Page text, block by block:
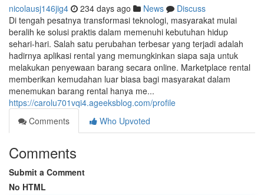
nicolausj146jig4 234 days ago News
Discuss
Di tengah pesatnya transformasi teknologi, masyarakat mulai
beralih ke solusi praktis dalam memenuhi kebutuhan hidup
sehari-hari. Salah satu perubahan terbesar yang terjadi adalah
hadirnya aplikasi rental yang memungkinkan siapa saja untuk
melakukan penyewaan barang secara online. Marketplace rental
memberikan kemudahan luar biasa bagi masyarakat dalam
menemukan barang rental hanya me...
https://carolu701vqi4.ageeksblog.com/profile
Comments
Who Upvoted
Comments
Submit a Comment
No HTML